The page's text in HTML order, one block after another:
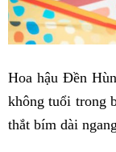
Hoa hậu Đền
không tuổi trong
thắt bím dài